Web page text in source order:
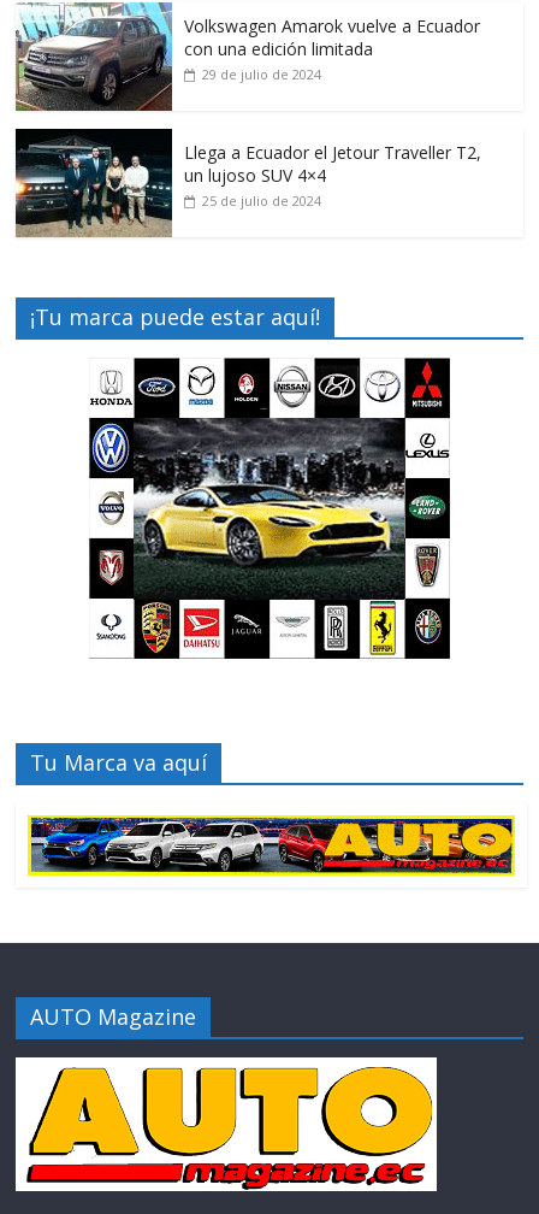
Volkswagen Amarok vuelve a Ecuador
con una edición limitada
29 de julio de 2024
Llega a Ecuador el Jetour Traveller T2,
un lujoso SUV 4×4
25 de julio de 2024
¡Tu marca puede estar aquí!
Tu Marca va aquí
AUTO Magazine